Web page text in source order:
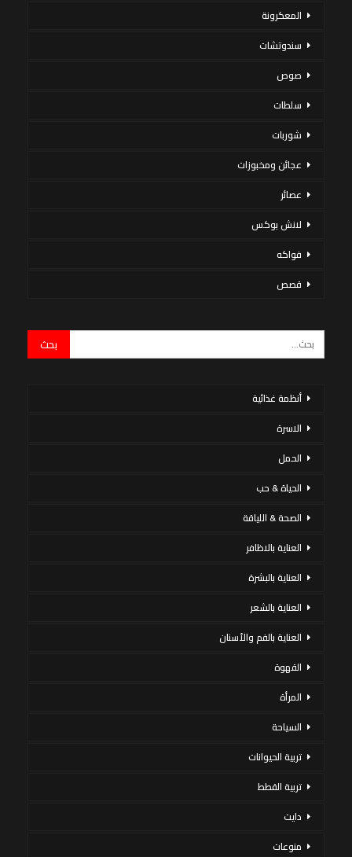
المعكرونة
سندوتشات
صوص
سلطات
شوربات
عجائن ومخبوزات
عصائر
لانش بوكس
فواكه
قصص
أنظمة غذائية
الاسرة
الحمل
الحياة & حب
الصحة & اللياقة
العناية بالاظافر
العناية بالبشرة
العناية بالشعر
العناية بالفم والأسنان
القهوة
المرأة
السياحة
تربية الحيوانات
تربية القطط
دايت
منوعات